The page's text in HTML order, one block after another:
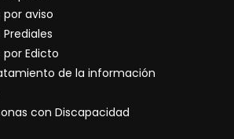
aviso
Edicto
de la información
con Discapacidad